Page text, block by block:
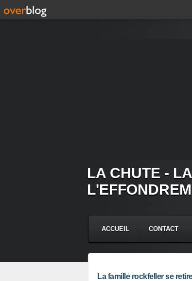
LA CHUTE -
ACCUEIL CONTACT
La famille rockfeller se